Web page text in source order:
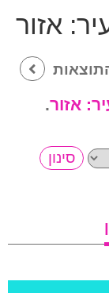
אזור
אזור.